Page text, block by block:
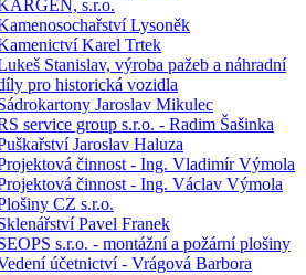
s.r.o.
Lysoněk
Karel Trtek
Stanislav, výroba pažeb a náhradní
pro historická vozidla
Jaroslav Mikulec
service group s.r.o. - Radim Šašinka
Jaroslav Haluza
činnost - Ing. Vladimír Výmola
činnost - Ing. Václav Výmola
CZ s.r.o.
Pavel Franek
s.r.o. - montážní a požární plošiny
účetnictví - Vrágová Barbora